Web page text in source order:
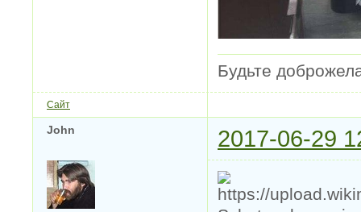
Будьте
Сайт
John 2017-06-29